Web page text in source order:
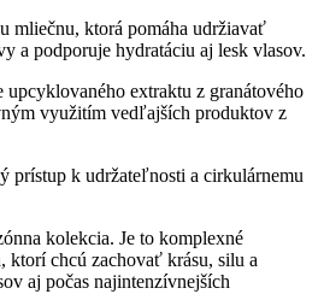
mliečnu, ktorá pomáha udržiavať
a podporuje hydratáciu aj lesk vlasov.
extraktu z granátového
využitím vedľajších produktov z
prístup k udržateľnosti a cirkulárnemu